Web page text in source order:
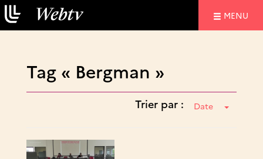
MENU
Tag « Bergman »
Trier par : Date